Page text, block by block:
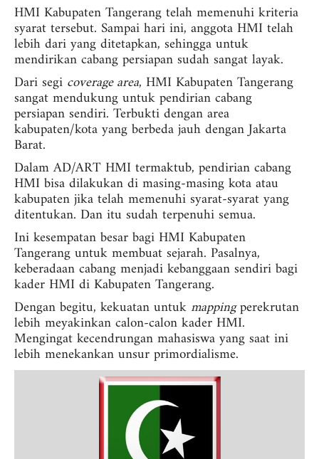
HMI Kabupaten Tangerang telah memenuhi kriteria
syarat tersebut. Sampai hari ini, anggota HMI telah
lebih dari yang ditetapkan, sehingga untuk
mendirikan cabang persiapan sudah sangat layak.
Dari segi coverage area, HMI Kabupaten Tangerang
sangat mendukung untuk pendirian cabang
persiapan sendiri. Terbukti dengan area
kabupaten/kota yang berbeda jauh dengan Jakarta
Barat.
Dalam AD/ART HMI termaktub, pendirian cabang
HMI bisa dilakukan di masing-masing kota atau
kabupaten jika telah memenuhi syarat-syarat yang
ditentukan. Dan itu sudah terpenuhi semua.
Ini kesempatan besar bagi HMI Kabupaten
Tangerang untuk membuat sejarah. Pasalnya,
keberadaan cabang menjadi kebanggaan sendiri bagi
kader HMI di Kabupaten Tangerang.
Dengan begitu, kekuatan untukmappingperekrutan
lebih meyakinkan calon-calon kader HMI.
Mengingat kecendrungan mahasiswa yang saat ini
lebih menekankan unsur primordialisme.